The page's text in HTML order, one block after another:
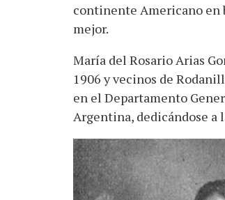
continente Americano en
mejor.
María del Rosario Arias
1906 y vecinos de
en el Departamento
Argentina, dedicándose a